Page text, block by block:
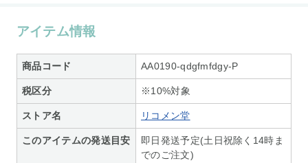
アイテム情報
商品コード AA0190-qdgfmfdgy-P
税区分 ※10%対象
ストア名 リコメン堂
このアイテムの発送目安
即日発送予定(土日祝除く14時ま
でのご注文)